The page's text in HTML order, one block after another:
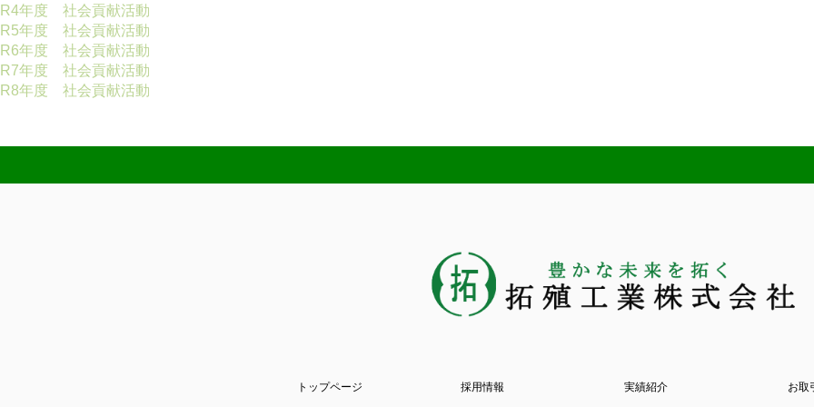
R4年度 社会貢献活動
R5年度 社会貢献活動
R6年度 社会貢献活動
R7年度 社会貢献活動
R8年度 社会貢献活動
トップページ 採用情報 実績紹介 お取